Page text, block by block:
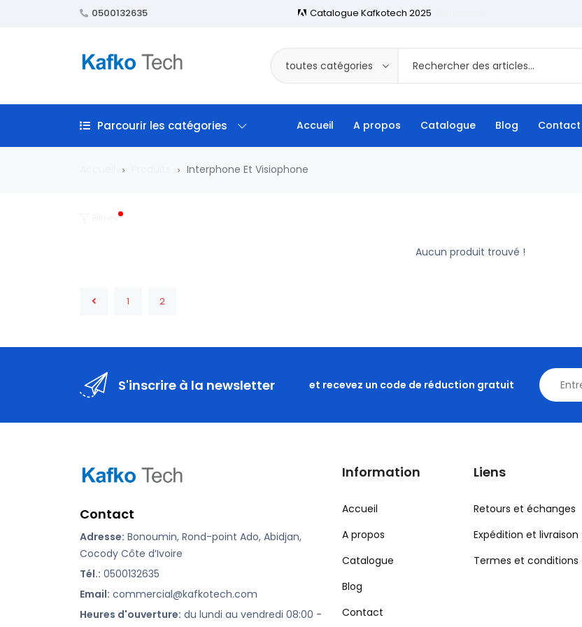
0500132635 Catalogue Kafkotech 2025
toutes catégories
Parcourir les catégories Accueil A propos Catalogue Blog Contact
Interphone Et Visiophone
Aucun produit trouvé !
1 2
S'inscrire à la newsletter et recevez un code de réduction gratuit
Contact
Adresse: Bonoumin, Rond-point Ado, Abidjan,
Cocody Côte d’Ivoire
Tél.: 0500132635
Email: commercial@kafkotech.com
Heures d'ouverture: du lundi au vendredi 08:00 -
Information
Accueil
A propos
Catalogue
Blog
Contact
Liens
Retours et échanges
Expédition et livraison
Termes et conditions